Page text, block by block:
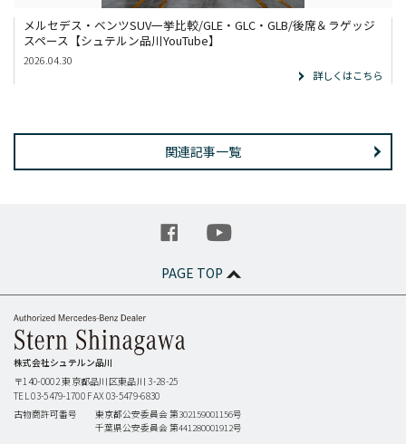
メルセデス・ベンツSUV一挙比較/GLE・GLC・GLB/後席＆ラゲッジ
スペース【シュテルン品川YouTube】
2026.04.30
詳しくはこちら
関連記事一覧
PAGE TOP
株式会社シュテルン品川
〒140-0002東京都品川区東品川 3-28-25
TEL 03-5479-1700 FAX 03-5479-6830
古物商許可番号
東京都公安委員会 第302159001156号
千葉県公安委員会 第441280001912号